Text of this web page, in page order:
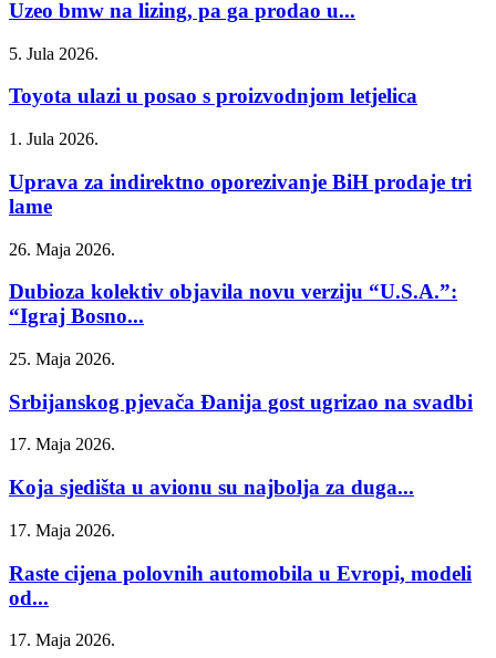
Uzeo bmw na lizing, pa ga prodao u...
5. Jula 2026.
Toyota ulazi u posao s proizvodnjom letjelica
1. Jula 2026.
Uprava za indirektno oporezivanje BiH prodaje tri
lame
26. Maja 2026.
Dubioza kolektiv objavila novu verziju “U.S.A.”:
“Igraj Bosno...
25. Maja 2026.
Srbijanskog pjevača Đanija gost ugrizao na svadbi
17. Maja 2026.
Koja sjedišta u avionu su najbolja za duga...
17. Maja 2026.
Raste cijena polovnih automobila u Evropi, modeli
od...
17. Maja 2026.